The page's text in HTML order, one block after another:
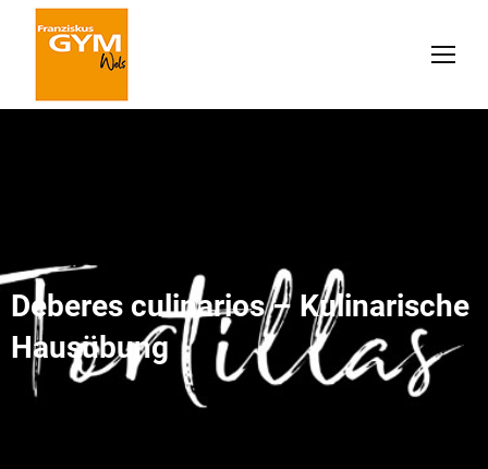
Deberes culinarios – Kulinarische
Hausübung